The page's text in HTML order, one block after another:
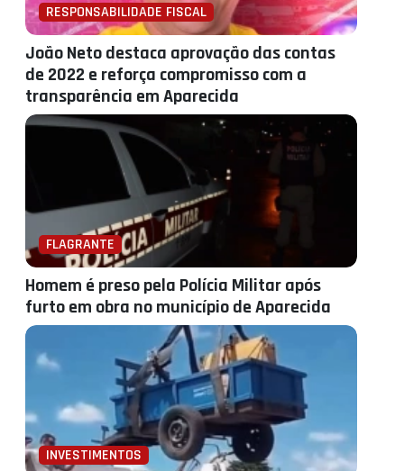
RESPONSABILIDADE FISCAL
João Neto destaca aprovação das contas
de 2022 e reforça compromisso com a
transparência em Aparecida
FLAGRANTE
Homem é preso pela Polícia Militar após
furto em obra no município de Aparecida
INVESTIMENTOS